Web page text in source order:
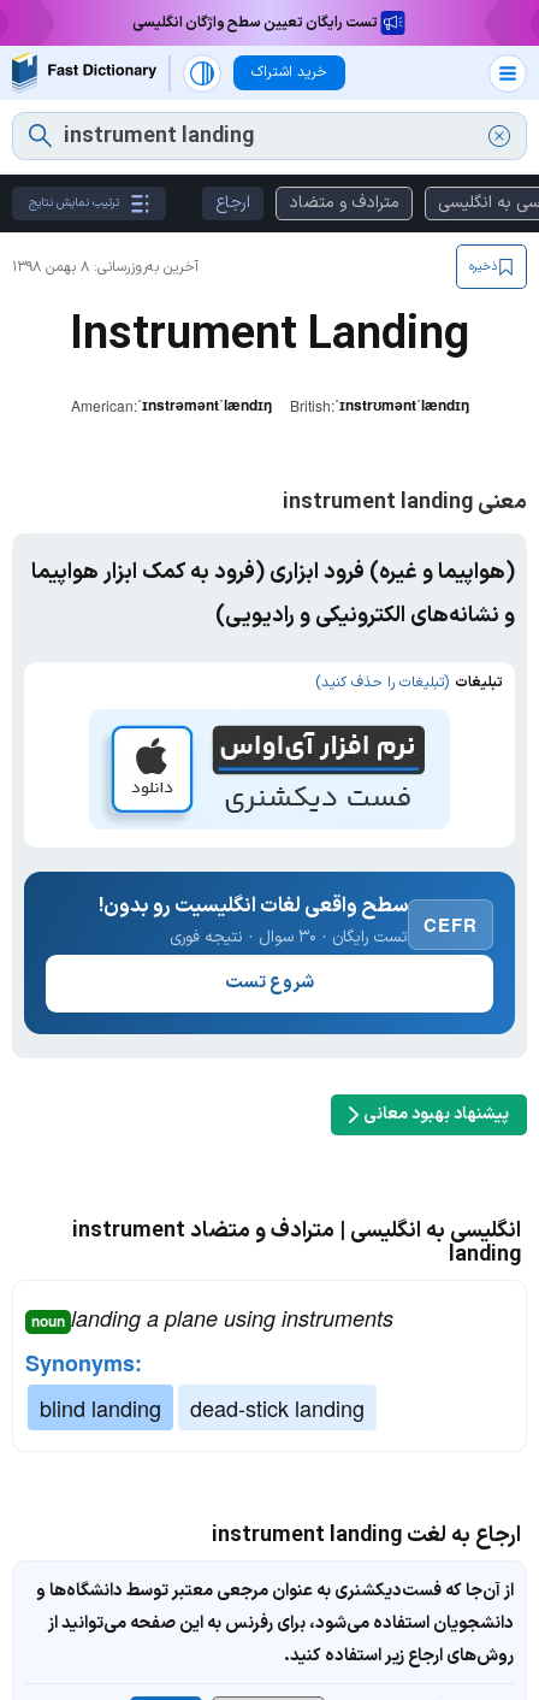
تست رایگان تعیین سطح واژگان انگلیسی
خرید اشتراک
به انگلیسی مترادف و متضاد ارجاع ترتیب نمایش نتایج
آخرین به‌روزرسانی: ۸ بهمن ۱۳۹۸ ذخیره
Instrument Landing
American:ˈɪnstrəməntˈlændɪŋ British:ˈɪnstrʊməntˈlændɪŋ
معنی instrument landing
(هواپیما و غیره) فرود ابزاری (فرود به کمک ابزار هواپیما
و نشانه‌های الکترونیکی و رادیویی)
تبلیغات (تبلیغات را حذف کنید)
CEFR
سطح واقعی لغات انگلیسیت رو بدون!
تست رایگان · ۳۰ سوال · نتیجه فوری
شروع تست
پیشنهاد بهبود معانی
انگلیسی به انگلیسی | مترادف و متضاد instrument
landing
noun landing a plane using instruments
Synonyms:
blind landing
dead-stick landing
ارجاع به لغت instrument landing
از آن‌جا که فست‌دیکشنری به عنوان مرجعی معتبر توسط دانشگاه‌ها و
دانشجویان استفاده می‌شود، برای رفرنس به این صفحه می‌توانید از
روش‌های ارجاع زیر استفاده کنید.